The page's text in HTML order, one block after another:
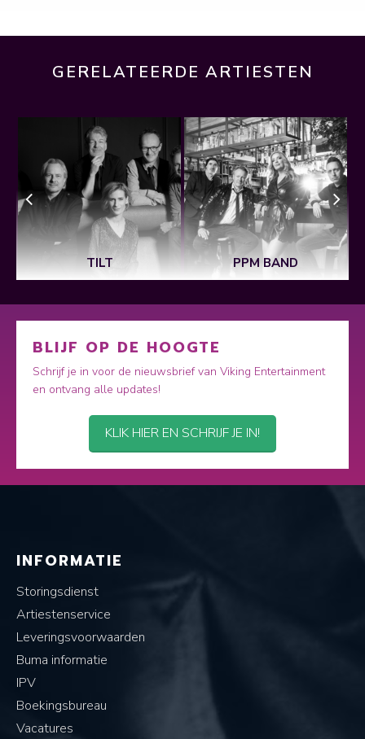
GERELATEERDE ARTIESTEN
TILT PPM BAND
BLIJF OP DE HOOGTE
Schrijf je in voor de nieuwsbrief van Viking Entertainment
en ontvang alle updates!
KLIK HIER EN SCHRIJF JE IN!
INFORMATIE
Storingsdienst
Artiestenservice
Leveringsvoorwaarden
Buma informatie
IPV
Boekingsbureau
Vacatures